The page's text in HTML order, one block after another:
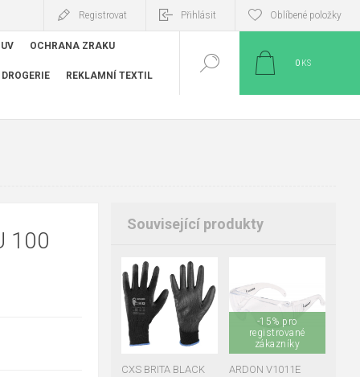
Registrovat Přihlásit Oblíbené položky
OCHRANA ZRAKU
DROGERIE REKLAMNÍ TEXTIL
0 KS
100
Související produkty
CXS BRITA BLACK
05
07
08
10
-15% pro
registrované
zákazníky
ARDON V1011E